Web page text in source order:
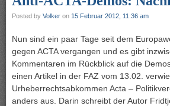
Posted by Volker on 15 Februar 2012, 11:36 am
Nun sind ein paar Tage seit dem
gegen ACTA vergangen und es gibt
Kommentaren im Rückblick auf die
einen Artikel in der FAZ vom 13.02.
Urheberrechtsabkommen Acta –
anders aus. Darin schreibt der Autor